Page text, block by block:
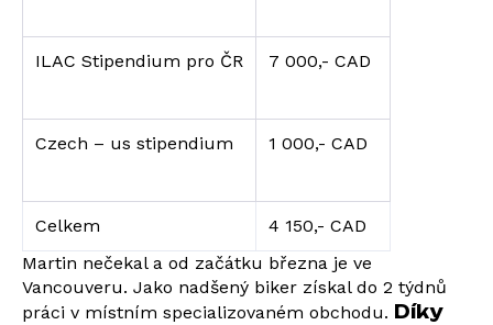
ILAC Stipendium pro ČR 7 000,- CAD
Czech – us stipendium 1 000,- CAD
Celkem
4 150,- CAD
Martin nečekal a od začátku března je ve
Vancouveru. Jako nadšený biker získal do 2 týdnů
práci v místním specializovaném obchodu. Díky